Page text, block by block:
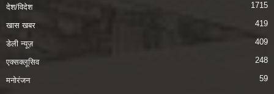
देश/विदेश 1715
खास खबर 419
डेली न्यूज़ 409
एक्सक्लूसिव 248
मनोरंजन 59